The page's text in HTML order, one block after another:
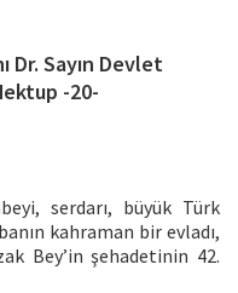
Dr. Sayın Devlet
-20-
serdarı, büyük Türk
kahraman bir evladı,
Bey’in şehadetinin 42.